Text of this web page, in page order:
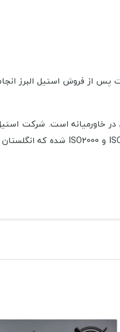
میشود. همه اجاق گازها 24 ماه
خاورمیانه است. شرکت